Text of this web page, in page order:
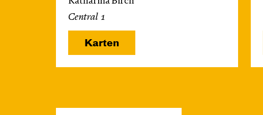
Central 1
Karten
Fr, 06.11. / 11:00 –